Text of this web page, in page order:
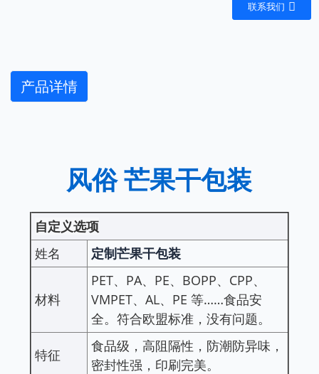
联系我们
产品详情
风俗芒果干包装
自定义选项
姓名
定制芒果干包装
材料
PET、PA、PE、BOPP、CPP、
VMPET、AL、PE 等……食品安
全。符合欧盟标准，没有问题。
特征
食品级，高阻隔性，防潮防异味，
密封性强，印刷完美。